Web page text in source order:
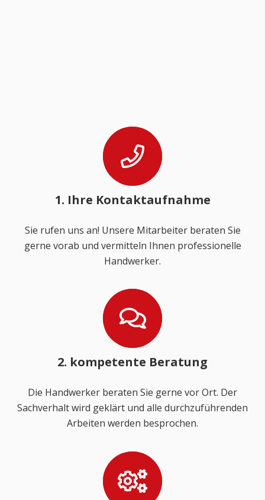
1. Ihre Kontaktaufnahme
Sie rufen uns an! Unsere Mitarbeiter beraten Sie
gerne vorab und vermitteln Ihnen professionelle
Handwerker.
2. kompetente Beratung
Die Handwerker beraten Sie gerne vor Ort. Der
Sachverhalt wird geklärt und alle durchzuführenden
Arbeiten werden besprochen.